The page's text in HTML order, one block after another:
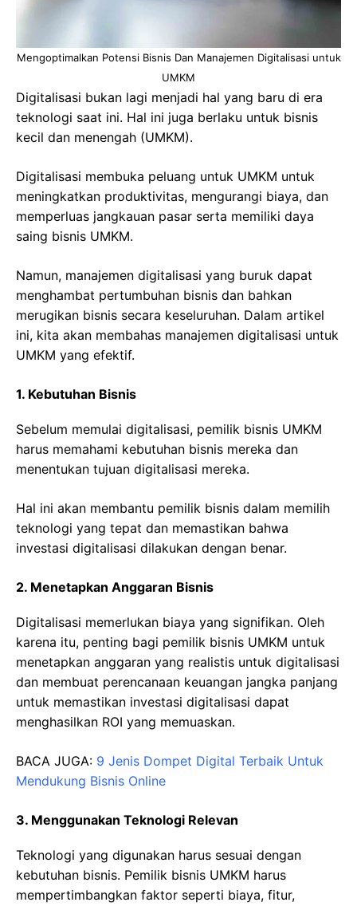
Mengoptimalkan Potensi Bisnis Dan Manajemen Digitalisasi untuk
UMKM
Digitalisasi bukan lagi menjadi hal yang baru di era
teknologi saat ini. Hal ini juga berlaku untuk bisnis
kecil dan menengah (UMKM).
Digitalisasi membuka peluang untuk UMKM untuk
meningkatkan produktivitas, mengurangi biaya, dan
memperluas jangkauan pasar serta memiliki daya
saing bisnis UMKM.
Namun, manajemen digitalisasi yang buruk dapat
menghambat pertumbuhan bisnis dan bahkan
merugikan bisnis secara keseluruhan. Dalam artikel
ini, kita akan membahas manajemen digitalisasi untuk
UMKM yang efektif.
1. Kebutuhan Bisnis
Sebelum memulai digitalisasi, pemilik bisnis UMKM
harus memahami kebutuhan bisnis mereka dan
menentukan tujuan digitalisasi mereka.
Hal ini akan membantu pemilik bisnis dalam memilih
teknologi yang tepat dan memastikan bahwa
investasi digitalisasi dilakukan dengan benar.
2. Menetapkan Anggaran Bisnis
Digitalisasi memerlukan biaya yang signifikan. Oleh
karena itu, penting bagi pemilik bisnis UMKM untuk
menetapkan anggaran yang realistis untuk digitalisasi
dan membuat perencanaan keuangan jangka panjang
untuk memastikan investasi digitalisasi dapat
menghasilkan ROI yang memuaskan.
BACA JUGA: 9 Jenis Dompet Digital Terbaik Untuk
Mendukung Bisnis Online
3. Menggunakan Teknologi Relevan
Teknologi yang digunakan harus sesuai dengan
kebutuhan bisnis. Pemilik bisnis UMKM harus
mempertimbangkan faktor seperti biaya, fitur,